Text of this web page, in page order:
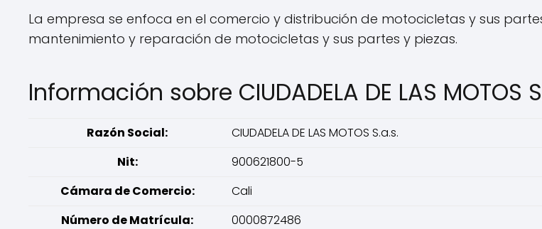
La empresa se enfoca en el comercio y distribución de motocicletas y sus
mantenimiento y reparación de motocicletas y sus partes y piezas.
Información sobre CIUDADELA DE LAS MOTOS
Razón Social:
CIUDADELA DE LAS MOTOS S.a.s.
Nit:
900621800-5
Cámara de Comercio:
Cali
Número de Matrícula:
0000872486